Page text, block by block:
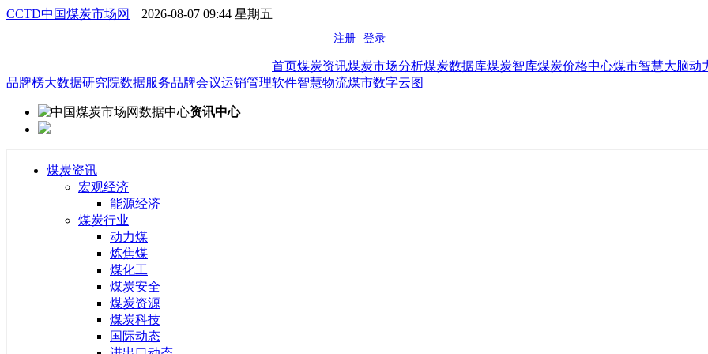
CCTD中国煤炭市场网 | 2026-08-07 09:44 星期五
首页煤炭资讯煤炭市场分析煤炭数据库煤炭智库煤炭价格中心煤市智慧大脑动
品牌榜大数据研究院数据服务品牌会议运销管理软件智慧物流煤市数字云图
资讯中心
煤炭资讯
宏观经济
能源经济
煤炭行业
动力煤
炼焦煤
煤化工
煤炭安全
煤炭资源
煤炭科技
国际动态